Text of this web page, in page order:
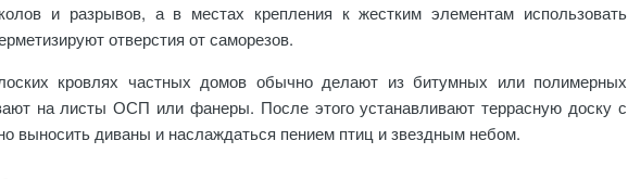
и разрывов, а в местах крепления к жестким элементам использовать
отверстия от саморезов.
кровлях частных домов обычно делают из битумных или полимерных
на листы ОСП или фанеры. После этого устанавливают террасную доску с
выносить диваны и наслаждаться пением птиц и звездным небом.